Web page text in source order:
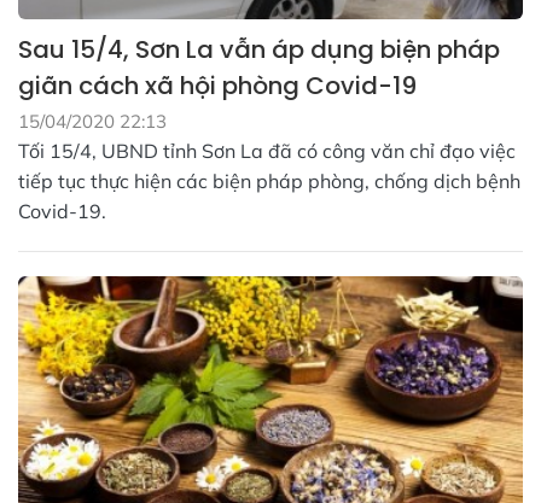
Sau 15/4, Sơn La vẫn áp dụng biện pháp
giãn cách xã hội phòng Covid-19
15/04/2020 22:13
Tối 15/4, UBND tỉnh Sơn La đã có công văn chỉ đạo việc
tiếp tục thực hiện các biện pháp phòng, chống dịch bệnh
Covid-19.